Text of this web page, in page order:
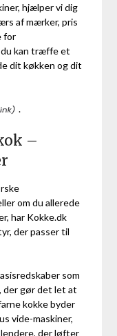
hjælper vi dig
af mærker, pris
for
du kan træffe et
dit køkken og dit
.
–
om du allerede
har Kokke.dk
der passer til
som
der gør det let at
kokke byder
vide-maskiner,
der løfter